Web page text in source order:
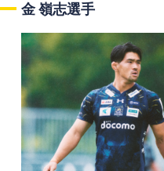
金 嶺志選手